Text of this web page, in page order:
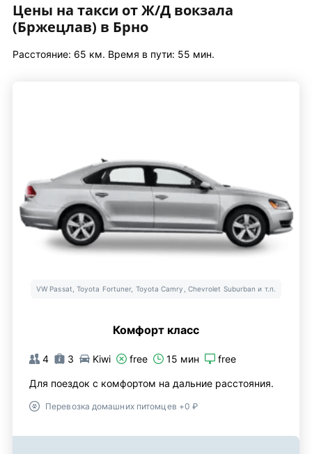
Цены на такси от Ж/Д вокзала
(Бржецлав) в Брно
Расстояние: 65 км. Время в пути: 55 мин.
VW Passat, Toyota Fortuner, Toyota Camry, Chevrolet Suburban и т.п.
Комфорт класс
4 3 Kiwi free 15 мин free
Для поездок с комфортом на дальние расстояния.
Перевозка домашних питомцев +0 ₽